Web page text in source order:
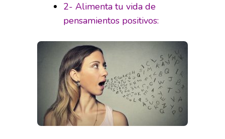
2- Alimenta tu vida de
pensamientos positivos: